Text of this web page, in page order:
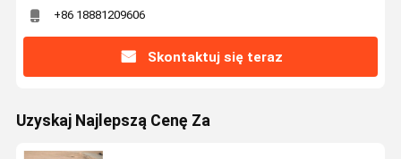
+86 18881209606
Skontaktuj się teraz
Uzyskaj Najlepszą Cenę Za